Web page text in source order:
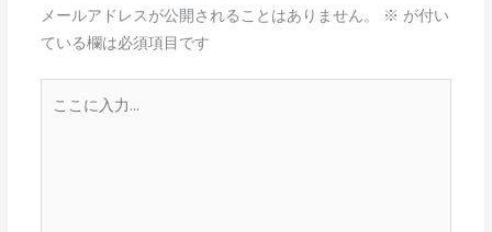
メールアドレスが公開されることはありません。 ※ が付い
ている欄は必須項目です